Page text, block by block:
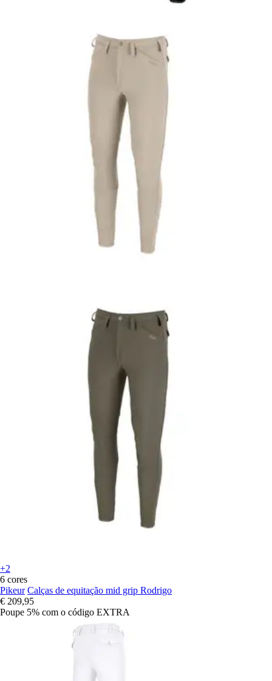
+2
6 cores
Pikeur Calças de equitação mid grip Rodrigo
€ 209,95
Poupe 5% com o código EXTRA